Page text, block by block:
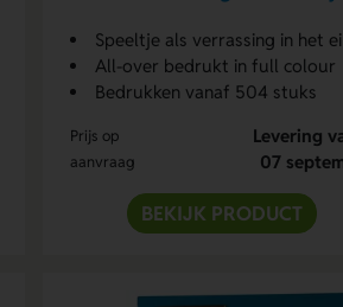
Speeltje als verrassing in het ei
All-over bedrukt in full colour
Bedrukken vanaf 504 stuks
Prijs op
aanvraag
Levering
07
BEKIJK PRODUCT